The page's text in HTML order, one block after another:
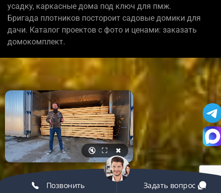
усадку, каркасные дома под ключ для пмж.
Бригада плотников постороит садовые домики для
дачи. Каталог проектов с фото и ценами: заказать
домокомплект.
🔇 ⛶ ✖
Позвонить Задать вопрос